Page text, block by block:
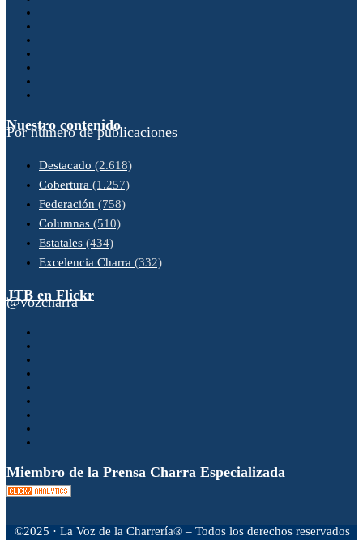
Nuestro contenido
Por número de publicaciones
Destacado (2.618)
Cobertura (1.257)
Federación (758)
Columnas (510)
Estatales (434)
Excelencia Charra (332)
JTB en Flickr
@vozcharra
Miembro de la Prensa Charra Especializada
©2025 · La Voz de la Charrería® – Todos los derechos reservados